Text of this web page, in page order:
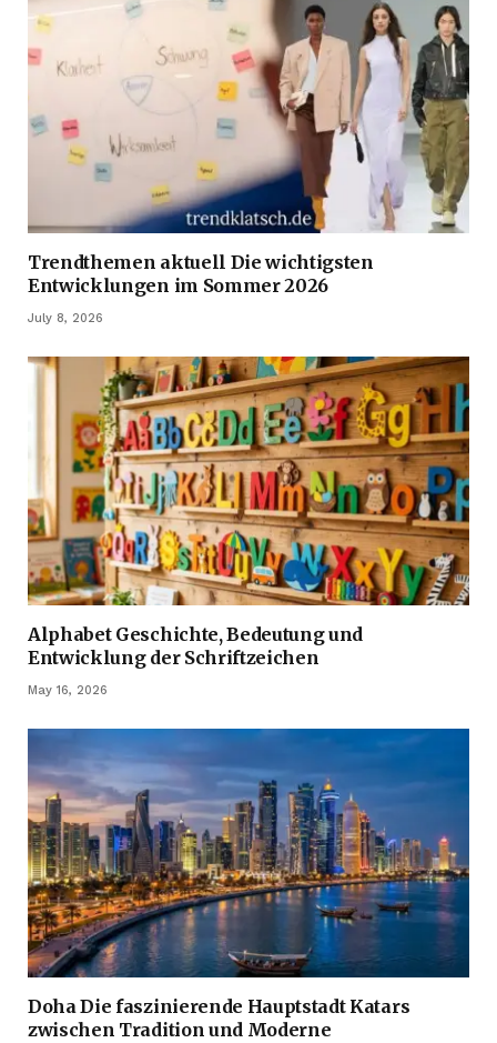
Trendthemen aktuell Die wichtigsten
Entwicklungen im Sommer 2026
July 8, 2026
Alphabet Geschichte, Bedeutung und
Entwicklung der Schriftzeichen
May 16, 2026
Doha Die faszinierende Hauptstadt Katars
zwischen Tradition und Moderne